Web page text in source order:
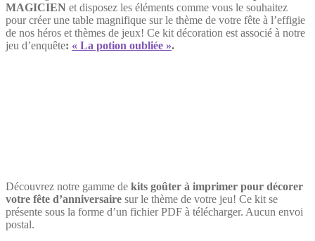
MAGICIEN et disposez les éléments comme vous le souhaitez
pour créer une table magnifique sur le thème de votre fête à l’effigie
de nos héros et thèmes de jeux! Ce kit décoration est associé à notre
jeu d’enquête: « La potion oubliée ».
Découvrez notre gamme de kits goûter à imprimer pour décorer
votre fête d’anniversaire sur le thème de votre jeu! Ce kit se
présente sous la forme d’un fichier PDF à télécharger. Aucun envoi
postal.